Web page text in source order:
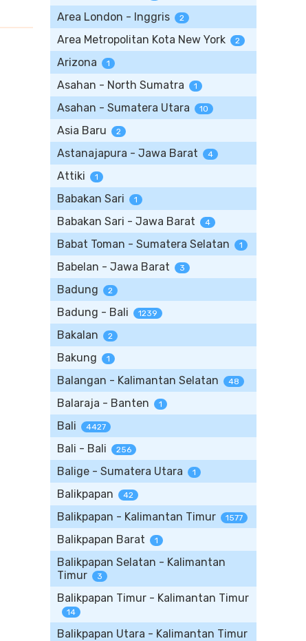
Area London - Inggris 2
Area Metropolitan Kota New York 2
Arizona 1
Asahan - North Sumatra 1
Asahan - Sumatera Utara 10
Asia Baru 2
Astanajapura - Jawa Barat 4
Attiki 1
Babakan Sari 1
Babakan Sari - Jawa Barat 4
Babat Toman - Sumatera Selatan 1
Babelan - Jawa Barat 3
Badung 2
Badung - Bali 1239
Bakalan 2
Bakung 1
Balangan - Kalimantan Selatan 48
Balaraja - Banten 1
Bali 4427
Bali - Bali 256
Balige - Sumatera Utara 1
Balikpapan 42
Balikpapan - Kalimantan Timur 1577
Balikpapan Barat 1
Balikpapan Selatan - Kalimantan
Timur
3
Balikpapan Timur - Kalimantan Timur
14
Balikpapan Utara - Kalimantan Timur